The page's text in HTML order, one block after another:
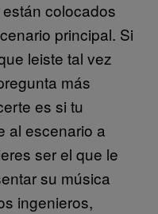
colocados
principal. Si
leiste tal vez
más
es si tu
al escenario a
ser el que le
su música
ingenieros,